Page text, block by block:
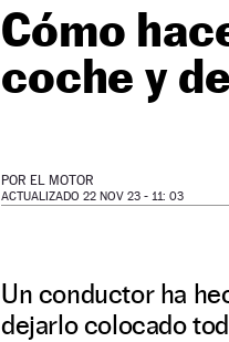
Cómo
coche y
POR EL MOTOR
ACTUALIZADO 22 NOV 23 - 11: 03
Un conductor ha
dejarlo colocado